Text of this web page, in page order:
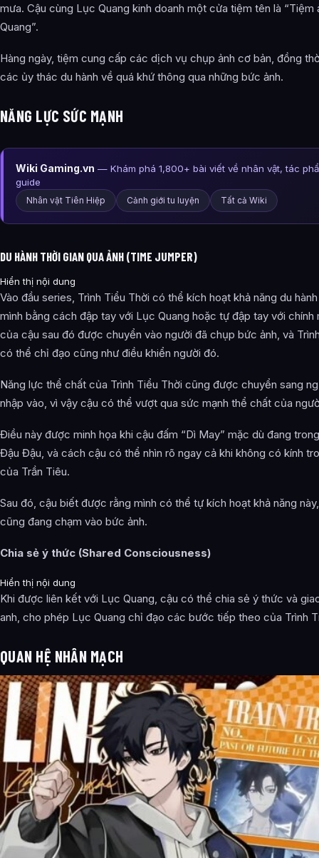
mưa. Cậu cùng Lục Quang kinh doanh một cửa tiệm tên là “Tiệm
Quang”.
Hàng ngày, tiệm cung cấp các dịch vụ chụp ảnh cơ bản, đồng
các ủy thác du hành về quá khứ thông qua những bức ảnh.
NĂNG LỰC SỨC MẠNH
Wiki Gaming.vn — Khám phá 1,800+ bài viết về nhân vật, tác
guide
Nhân vật Tiên Hiệp Cảnh giới tu luyện Tất cả Wiki
DU HÀNH THỜI GIAN QUA ẢNH (TIME JUMPER)
Hiển thị nội dung
Vào đầu series, Trình Tiểu Thời có thể kích hoạt khả năng du
mình bằng cách đập tay với Lục Quang hoặc tự đập tay với chính
của cậu sau đó được chuyển vào người đã chụp bức ảnh, và
có thể chỉ đạo cũng như điều khiển người đó.
Năng lực thể chất của Trình Tiểu Thời cũng được chuyển sang
nhập vào, vì vậy cậu có thể vượt qua sức mạnh thể chất của
Điều này được minh họa khi cậu đấm “Dì May” mặc dù đang
Đậu Đậu, và cách cậu có thể nhìn rõ ngay cả khi không có kính
của Trần Tiêu.
Sau đó, cậu biết được rằng mình có thể tự kích hoạt khả năng
cũng đang chạm vào bức ảnh.
Chia sẻ ý thức (Shared Consciousness)
Hiển thị nội dung
Khi được liên kết với Lục Quang, cậu có thể chia sẻ ý thức và
anh, cho phép Lục Quang chỉ đạo các bước tiếp theo của Trình
QUAN HỆ NHÂN MẠCH